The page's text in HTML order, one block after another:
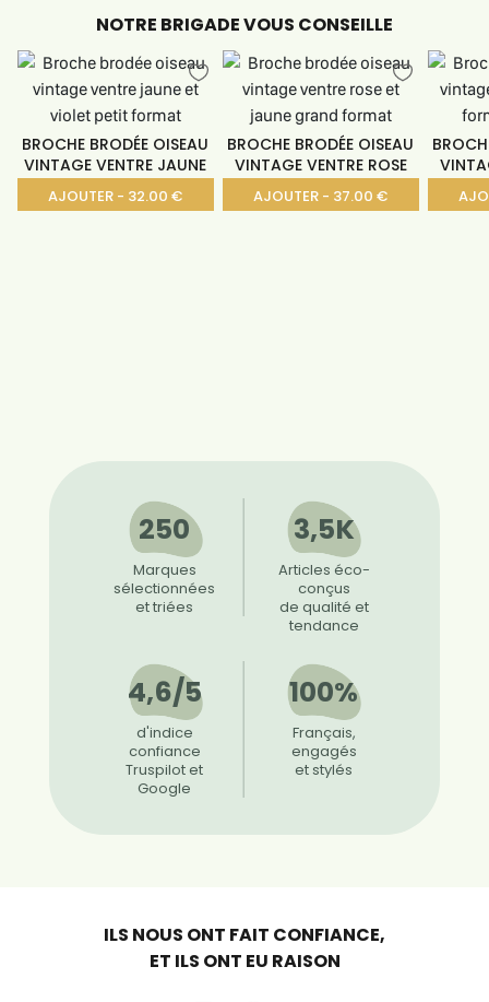
NOTRE BRIGADE VOUS CONSEILLE
BROCHE BRODÉE OISEAU
VINTAGE VENTRE JAUNE
AJOUTER - 32.00 €
BROCHE BRODÉE OISEAU
VINTAGE VENTRE ROSE
AJOUTER - 37.00 €
250
Marques
sélectionnées
et triées
3,5K
Articles éco-
conçus
de qualité et
tendance
4,6/5
d'indice
confiance
Truspilot et
Google
100%
Français,
engagés
et stylés
ILS NOUS ONT FAIT CONFIANCE,
ET ILS ONT EU RAISON